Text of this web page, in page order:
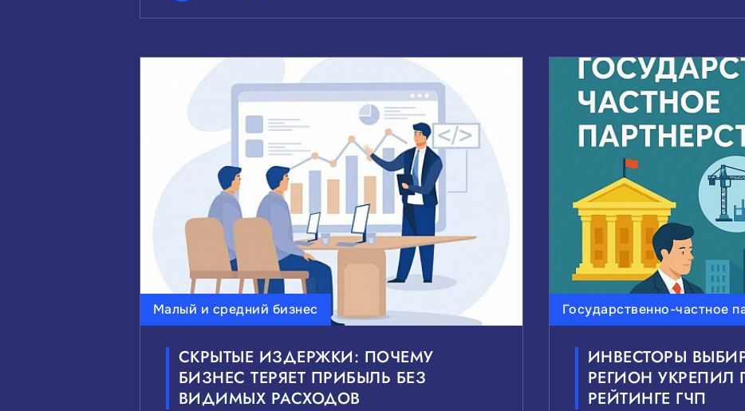
ВЫБЕРИТЕ ИНТЕРЕСУЮЩИЕ ВАС ТЕМЫ НОВОСТЕЙ:
Инвестиции Малый и средний бизнес Внешнеэкономическая деятельность
Мероприятия и выставки Государственно-частное партнерство
ВЫБЕРИТЕ ИНТЕРЕСУЮЩИЙ ВАС УРОВЕНЬ НОВОСТЕЙ:
Федеральные Краевые Муниципальные Сбросить
Малый и средний бизнес
СКРЫТЫЕ ИЗДЕРЖКИ: ПОЧЕМУ
БИЗНЕС ТЕРЯЕТ ПРИБЫЛЬ БЕЗ
ВИДИМЫХ РАСХОДОВ
Государственно-частное
ИНВЕСТОРЫ
РЕГИОН
РЕЙТИНГЕ ГЧП